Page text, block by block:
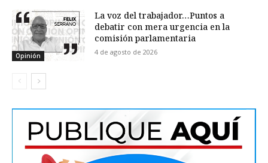
Opinión
La voz del trabajador…Puntos a
debatir con mera urgencia en la
comisión parlamentaria
4 de agosto de 2026